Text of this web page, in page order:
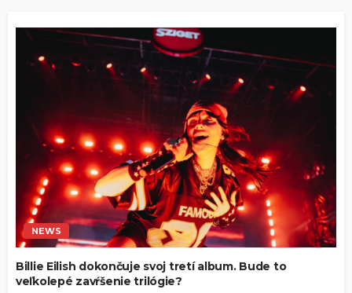
NEWS
Billie Eilish dokončuje svoj tretí album. Bude to
veľkolepé zavŕšenie trilógie?